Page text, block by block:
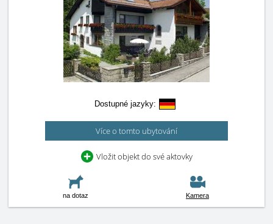
Dostupné jazyky:
Více o tomto ubytování
Vložit objekt do své aktovky
na dotaz Kamera